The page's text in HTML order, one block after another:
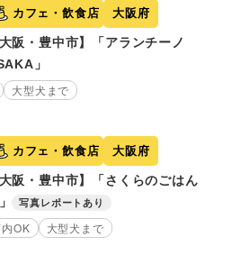
カフェ・飲食店 大阪府
大阪・豊中市】「アランチーノ
」
大型犬まで
カフェ・飲食店 大阪府
大阪・豊中市】「さくらのごはん
写真レポートあり
内OK 大型犬まで